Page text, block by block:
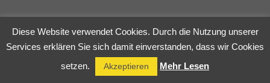
Diese Website verwendet Cookies. Durch die Nutzung unserer
Services erklären Sie sich damit einverstanden, dass wir Cookies
setzen.
Akzeptieren Mehr Lesen